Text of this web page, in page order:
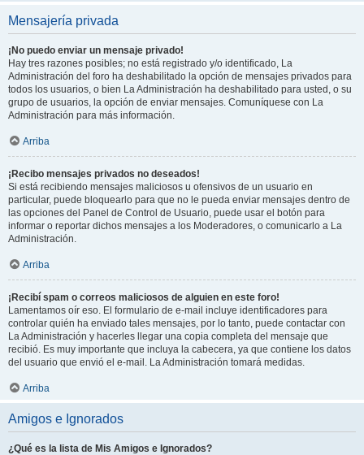
Mensajería privada
¡No puedo enviar un mensaje privado!
Hay tres razones posibles; no está registrado y/o identificado, La
Administración del foro ha deshabilitado la opción de mensajes privados para
todos los usuarios, o bien La Administración ha deshabilitado para usted, o su
grupo de usuarios, la opción de enviar mensajes. Comuníquese con La
Administración para más información.
Arriba
¡Recibo mensajes privados no deseados!
Si está recibiendo mensajes maliciosos u ofensivos de un usuario en
particular, puede bloquearlo para que no le pueda enviar mensajes dentro de
las opciones del Panel de Control de Usuario, puede usar el botón para
informar o reportar dichos mensajes a los Moderadores, o comunicarlo a La
Administración.
Arriba
¡Recibí spam o correos maliciosos de alguien en este foro!
Lamentamos oír eso. El formulario de e-mail incluye identificadores para
controlar quién ha enviado tales mensajes, por lo tanto, puede contactar con
La Administración y hacerles llegar una copia completa del mensaje que
recibió. Es muy importante que incluya la cabecera, ya que contiene los datos
del usuario que envió el e-mail. La Administración tomará medidas.
Arriba
Amigos e Ignorados
¿Qué es la lista de Mis Amigos e Ignorados?